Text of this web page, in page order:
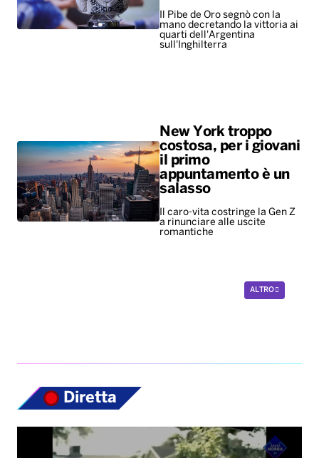
Il Pibe de Oro segnò con la
mano decretando la vittoria ai
quarti dell'Argentina
sull'Inghilterra
New York troppo
costosa, per i giovani
il primo
appuntamento è un
salasso
Il caro-vita costringe la Gen Z
a rinunciare alle uscite
romantiche
ALTRO
Diretta